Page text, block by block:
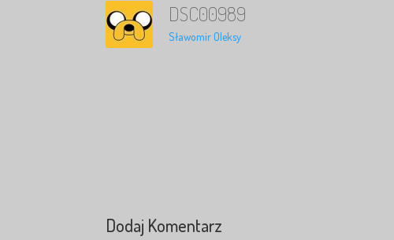
DSC00989
Sławomir Oleksy
Dodaj Komentarz